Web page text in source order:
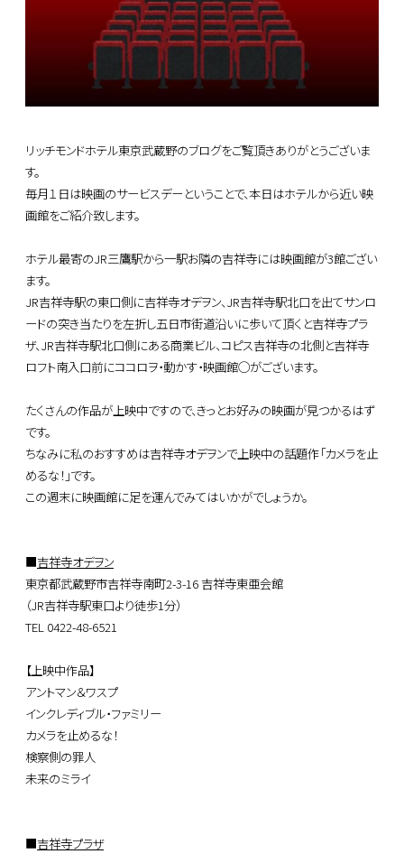
リッチモンドホテル東京武蔵野のブログをご覧頂きありがとうございま
す。
毎月１日は映画のサービスデーということで、本日はホテルから近い映
画館をご紹介致します。
ホテル最寄のJR三鷹駅から一駅お隣の吉祥寺には映画館が3館ござい
ます。
JR吉祥寺駅の東口側に吉祥寺オデヲン、JR吉祥寺駅北口を出てサンロ
ードの突き当たりを左折し五日市街道沿いに歩いて頂くと吉祥寺プラ
ザ、JR吉祥寺駅北口側にある商業ビル、コピス吉祥寺の北側と吉祥寺
ロフト南入口前にココロヲ・動かす・映画館◯がございます。
たくさんの作品が上映中ですので、きっとお好みの映画が見つかるはず
です。
ちなみに私のおすすめは吉祥寺オデヲンで上映中の話題作「カメラを止
めるな！」です。
この週末に映画館に足を運んでみてはいかがでしょうか。
■吉祥寺オデヲン
東京都武蔵野市吉祥寺南町2-3-16 吉祥寺東亜会館
（JR吉祥寺駅東口より徒歩1分）
TEL 0422-48-6521
【上映中作品】
アントマン＆ワスプ
インクレディブル・ファミリー
カメラを止めるな！
検察側の罪人
未来のミライ
■吉祥寺プラザ